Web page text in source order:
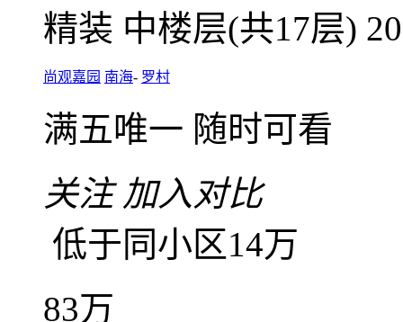
尚观嘉园 3房2厅1卫
3室2厅1卫
精装 中楼层(共17层)
尚观嘉园 南海-罗村
满五唯一 随时可看